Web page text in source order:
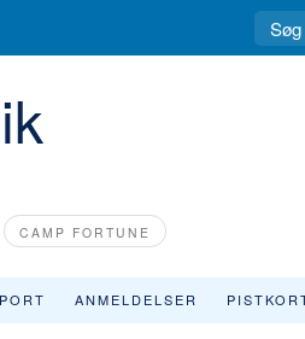
CAMP FORTUNE
ANMELDELSER